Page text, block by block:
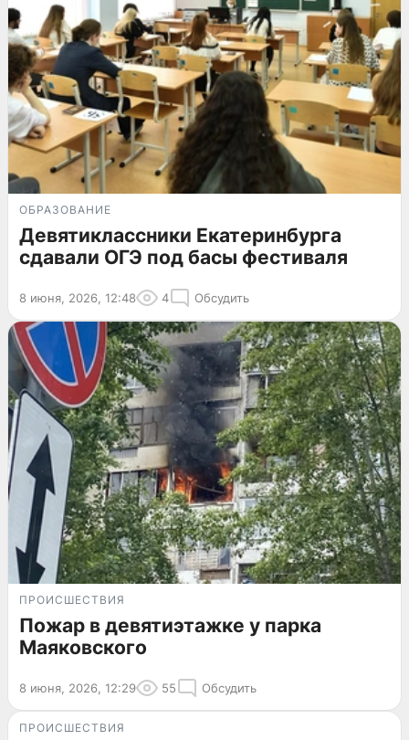
ОБРАЗОВАНИЕ
Девятиклассники Екатеринбурга
сдавали ОГЭ под басы фестиваля
8 июня, 2026, 12:48 4 Обсудить
ПРОИСШЕСТВИЯ
Пожар в девятиэтажке у парка
Маяковского
8 июня, 2026, 12:29 55 Обсудить
ПРОИСШЕСТВИЯ